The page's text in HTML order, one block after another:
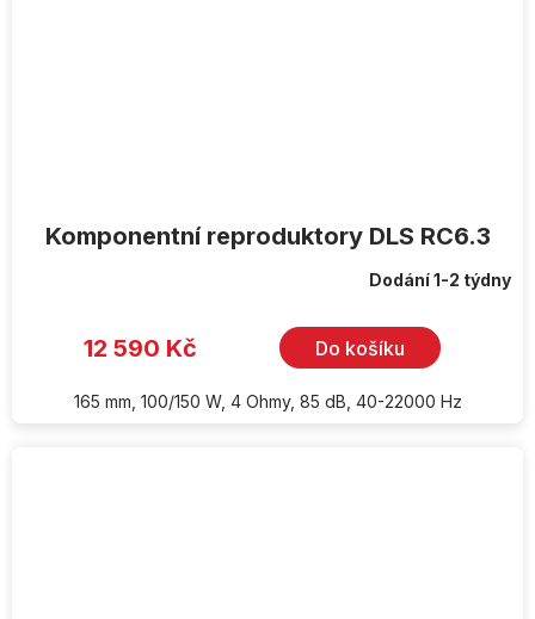
Komponentní reproduktory DLS RC6.3
Dodání 1-2 týdny
12 590 Kč Do košíku
165 mm, 100/150 W, 4 Ohmy, 85 dB, 40-22000 Hz